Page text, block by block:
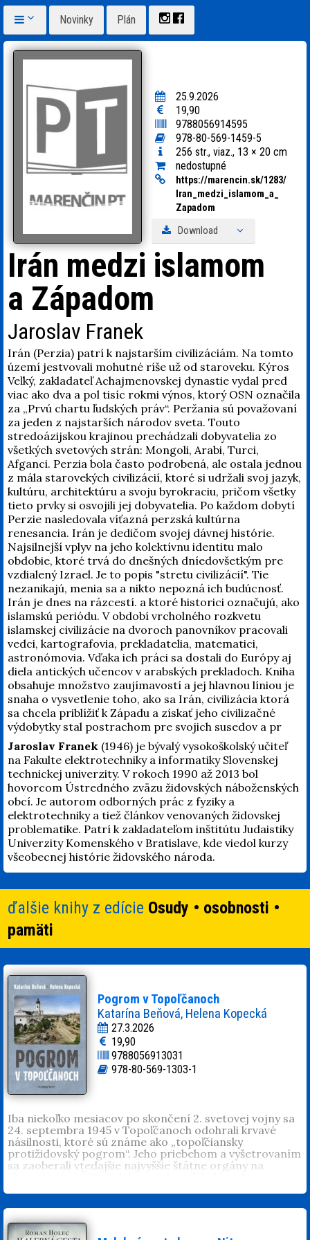
Novinky Plán
25.9.2026
19,90
9788056914595
978-80-569-1459-5
256 str., viaz., 13 × 20 cm
nedostupné
https://marencin.sk/1283/
Iran_ medzi_ islamom_a_
Zapadom
Download
Irán medzi islamom
a Západom
Jaroslav Franek
Irán (Perzia) patrí k najstarším civilizáciám. Na tomto
území jestvovali mohutné ríše už od staroveku. Kýros
Veľký, zakladateľ Achajmenovskej dynastie vydal pred
viac ako dva a pol tisíc rokmi výnos, ktorý OSN označila
za „Prvú chartu ľudských práv“. Peržania sú považovaní
za jeden z najstarších národov sveta. Touto
stredoázijskou krajinou prechádzali dobyvatelia zo
všetkých svetových strán: Mongoli, Arabi, Turci,
Afganci. Perzia bola často podrobená, ale ostala jednou
z mála starovekých civilizácií, ktoré si udržali svoj jazyk,
kultúru, architektúru a svoju byrokraciu, pričom všetky
tieto prvky si osvojili jej dobyvatelia. Po každom dobytí
Perzie nasledovala víťazná perzská kultúrna
renesancia. Irán je dedičom svojej dávnej histórie.
Najsilnejší vplyv na jeho kolektívnu identitu malo
obdobie, ktoré trvá do dnešných dníedovšetkým pre
vzdialený Izrael. Je to popis "stretu civilizácií". Tie
nezanikajú, menia sa a nikto nepozná ich budúcnosť.
Irán je dnes na rázcestí. a ktoré historici označujú, ako
islamskú periódu. V období vrcholného rozkvetu
islamskej civilizácie na dvoroch panovníkov pracovali
vedci, kartografovia, prekladatelia, matematici,
astronómovia. Vďaka ich práci sa dostali do Európy aj
diela antických učencov v arabských prekladoch. Kniha
obsahuje množstvo zaujímavostí a jej hlavnou líniou je
snaha o vysvetlenie toho, ako sa Irán, civilizácia ktorá
sa chcela priblížiť k Západu a získať jeho civilizačné
výdobytky stal postrachom pre svojich susedov a pr
Jaroslav Franek (1946) je bývalý vysokoškolský učiteľ
na Fakulte elektrotechniky a informatiky Slovenskej
technickej univerzity. V rokoch 1990 až 2013 bol
hovorcom Ústredného zväzu židovských náboženských
obcí. Je autorom odborných prác z fyziky a
elektrotechniky a tiež článkov venovaných židovskej
problematike. Patrí k zakladateľom inštitútu Judaistiky
Univerzity Komenského v Bratislave, kde viedol kurzy
všeobecnej histórie židovského národa.
ďalšie knihy z edície Osudy • osobnosti •
pamäti
Pogrom v Topoľčanoch
Katarína Beňová, Helena Kopecká
27.3.2026
19,90
9788056913031
978-80-569-1303-1
Iba niekoľko mesiacov po skončení 2. svetovej vojny sa
24. septembra 1945 v Topoľčanoch odohrali krvavé
násilnosti, ktoré sú známe ako „topoľčiansky
protižidovský pogrom“. Jeho priebehom a vyšetrovaním
sa zaoberali vtedajšie najvyššie štátne orgány na
rozpracovaný ani v slovenskej historiografii. V
monografii mesta Topoľčany je tejto udalosti venované
len niekoľko riadkov. Autorky sa opierajú o archívny